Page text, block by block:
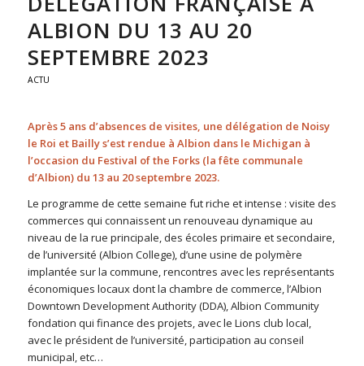
ALBION DU 13 AU 20
SEPTEMBRE 2023
ACTU
Après 5 ans d’absences de visites, une délégation de Noisy
le Roi et Bailly s’est rendue à Albion dans le Michigan à
l’occasion du Festival of the Forks (la fête communale
d’Albion) du 13 au 20 septembre 2023.
Le programme de cette semaine fut riche et intense : visite des
commerces qui connaissent un renouveau dynamique au
niveau de la rue principale, des écoles primaire et secondaire,
de l’université (Albion College), d’une usine de polymère
implantée sur la commune, rencontres avec les représentants
économiques locaux dont la chambre de commerce, l’Albion
Downtown Development Authority (DDA), Albion Community
fondation qui finance des projets, avec le Lions club local,
avec le président de l’université, participation au conseil
municipal, etc…